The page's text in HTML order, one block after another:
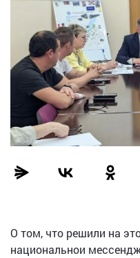
О том, что решили на
национальнои